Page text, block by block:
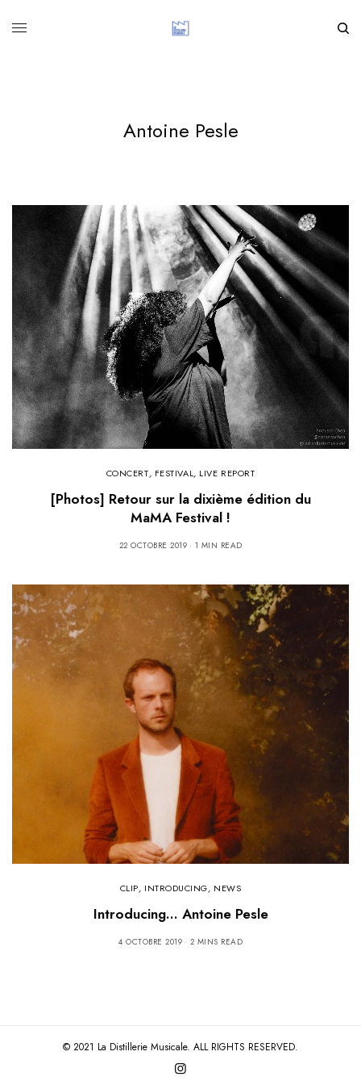
Antoine Pesle
CONCERT, FESTIVAL, LIVE REPORT
[Photos] Retour sur la dixième édition du
MaMA Festival !
22 OCTOBRE 2019 1 MIN READ
CLIP, INTRODUCING, NEWS
Introducing… Antoine Pesle
4 OCTOBRE 2019 2 MINS READ
© 2021 La Distillerie Musicale. ALL RIGHTS RESERVED.